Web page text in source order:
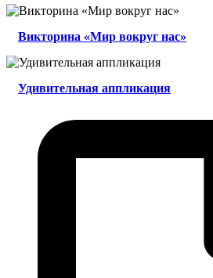
Викторина «Мир вокруг нас»
Удивительная аппликация